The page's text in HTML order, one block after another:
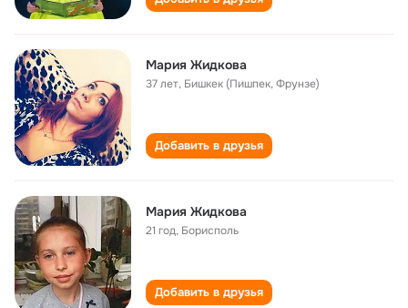
Мария Жидкова
37 лет, Бишкек (Пишпек, Фрунзе)
Добавить в друзья
Мария Жидкова
21 год, Борисполь
Добавить в друзья